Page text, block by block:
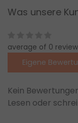
Was unsere
average of 0
Eigene
Kein
Lesen oder